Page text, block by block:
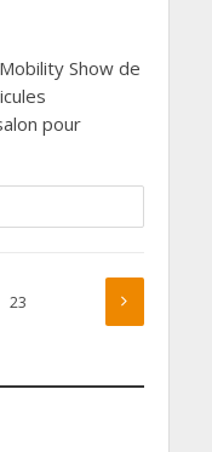
Show de
pour
23